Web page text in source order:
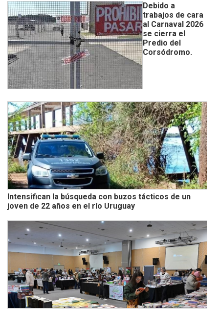
Debido a
trabajos de cara
al Carnaval 2026
se cierra el
Predio del
Corsódromo.
Intensifican la búsqueda con buzos tácticos de un
joven de 22 años en el río Uruguay